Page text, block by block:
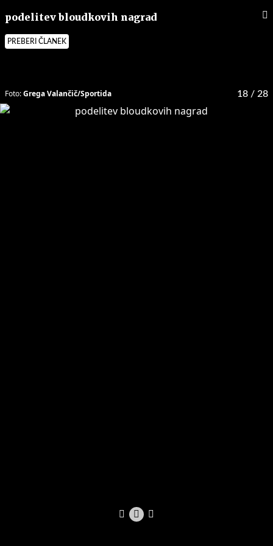
podelitev bloudkovih nagrad
PREBERI ČLANEK
18 / 28
Foto:Grega Valančič/Sportida